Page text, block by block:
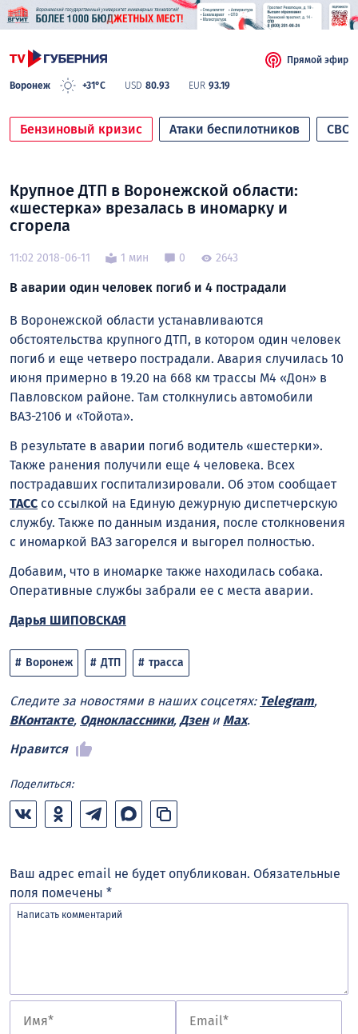
Воронеж +31°C USD 80.93 EUR 93.19
Прямой эфир
Бензиновый кризис Атаки беспилотников СВО
Крупное ДТП в Воронежской области:
«шестерка» врезалась в иномарку и
сгорела
11:02 2018-06-11 1 мин 0 2643
В аварии один человек погиб и 4 пострадали
В Воронежской области устанавливаются
обстоятельства крупного ДТП, в котором один человек
погиб и еще четверо пострадали. Авария случилась 10
июня примерно в 19.20 на 668 км трассы М4 «Дон» в
Павловском районе. Там столкнулись автомобили
ВАЗ-2106 и «Тойота».
В результате в аварии погиб водитель «шестерки».
Также ранения получили еще 4 человека. Всех
пострадавших госпитализировали. Об этом сообщает
ТАСС со ссылкой на Единую дежурную диспетчерскую
службу. Также по данным издания, после столкновения
с иномаркой ВАЗ загорелся и выгорел полностью.
Добавим, что в иномарке также находилась собака.
Оперативные службы забрали ее с места аварии.
Дарья ШИПОВСКАЯ
Воронеж ДТП трасса
Следите за новостями в наших соцсетях: Telegram,
ВКонтакте, Одноклассники, Дзени Max.
Нравится
Поделиться:
Ваш адрес email не будет опубликован. Обязательные
поля помечены *